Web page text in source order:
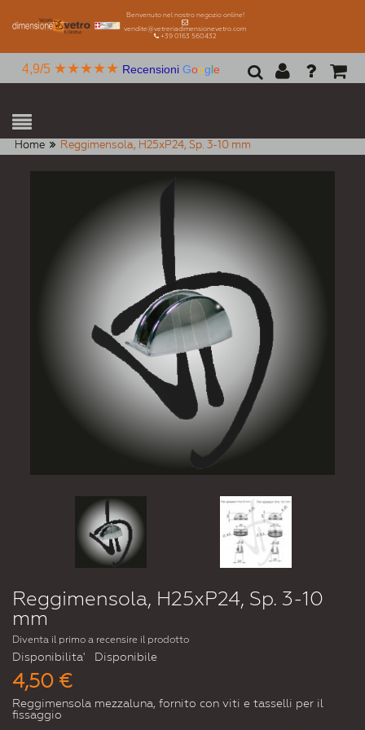
Benvenuto nel nostro negozio online!
vendite@vetreriadimensionevetro.com
+39 0163 560432
4,9/5 ★★★★★ Recensioni Google
Home Reggimensola, H25xP24, Sp. 3-10 mm
Reggimensola, H25xP24, Sp. 3-10
mm
Diventa il primo a recensire il prodotto
Disponibilita' Disponibile
4,50 €
Reggimensola mezzaluna, fornito con viti e tasselli per il
fissaggio